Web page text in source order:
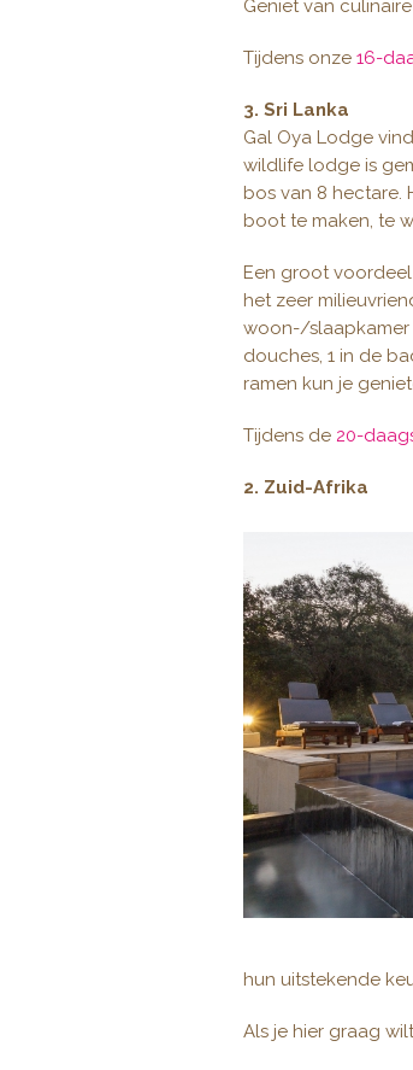
Geniet van
Tijdens onze 16-
3. Sri Lanka
Gal Oya Lodge
wildlife lodge is
bos van 8 hectare.
boot te maken, te
Een groot
het zeer
woon-/slaapkamer
douches, 1 in de
ramen kun je
Tijdens de 20-
2. Zuid-Afrika
hun uitstekende
Als je hier graag